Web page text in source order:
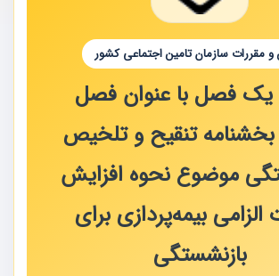
و مقررات سازمان تامین اجتماعی کشور
یک فصل با عنوان فصل
بخشنامه تنقیح و تلخیص
موضوع نحوه افزایش
بیمه‌پردازی برای
بازنشستگی